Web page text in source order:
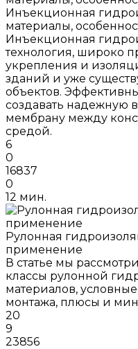
Инъекционная
материалы,
Инъекционная
технология, широко
укрепления и
зданий и уже
объектов.
создавать надежную
мембрану между
средой.
6
0
16837
0
12 мин.
Рулонная
применение
В статье мы
классы рулонной
материалов,
монтажа, плюсы и
20
9
23856